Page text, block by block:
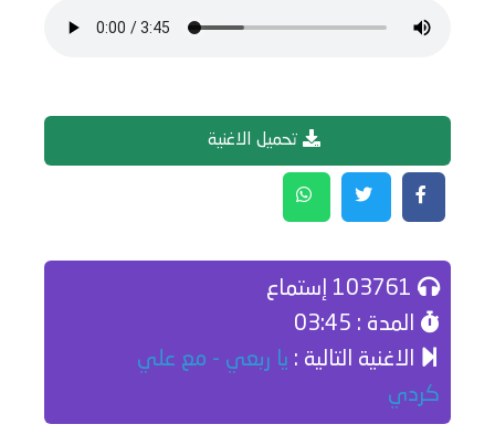
تحميل الاغنية
المدة : 03:45
الاغنية التالية : يا ربعي - مع علي
كردي